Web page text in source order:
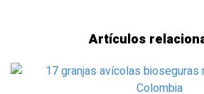
Artículos